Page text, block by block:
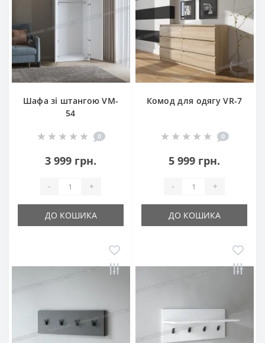
Шафа зі штангою VM-
54
0
3 999 грн.
- +
ДО КОШИКА
Комод для одягу VR-7
0
5 999 грн.
- +
ДО КОШИКА